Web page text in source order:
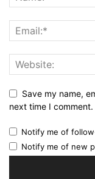
Save my name,
next time I comment.
Notify me of
Notify me of new